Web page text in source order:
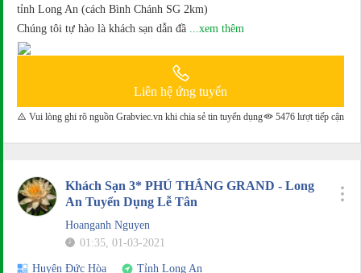
tỉnh Long An (cách Bình Chánh SG 2km)
Chúng tôi tự hào là khách sạn dẫn đầ
...xem thêm
Liên hệ ứng tuyển
Vui lòng ghi rõ nguồn Grabviec.vn khi chia sẻ tin tuyển dụng 5476 lượt tiếp cận
Khách Sạn 3* PHÚ THẮNG GRAND - Long
An Tuyển Dụng Lễ Tân
Hoanganh Nguyen
01:35, 01-03-2021
Huyện Đức Hòa Tỉnh Long An